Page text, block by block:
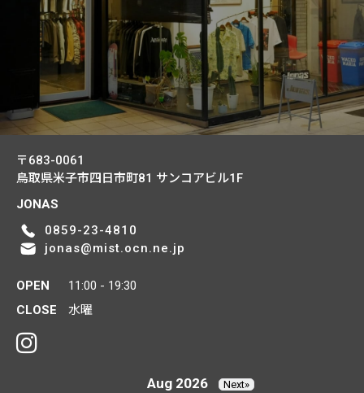
〒683-0061
鳥取県米子市四日市町81 サンコアビル1F
JONAS
0859-23-4810
jonas@mist.ocn.ne.jp
OPEN
11:00 - 19:30
CLOSE
水曜
Aug 2026 Next»